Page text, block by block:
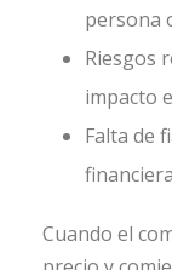
persona
Riesgos
impacto
Falta de
Cuando el